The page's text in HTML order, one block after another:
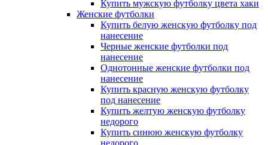
Купить мужскую футболку цвета хаки
Женские футболки
Купить белую женскую футболку под
нанесение
Черные женские футболки под
нанесение
Однотонные женские футболки под
нанесение
Купить красную женскую футболку
под нанесение
Купить желтую женскую футболку
недорого
Купить синюю женскую футболку
недорого